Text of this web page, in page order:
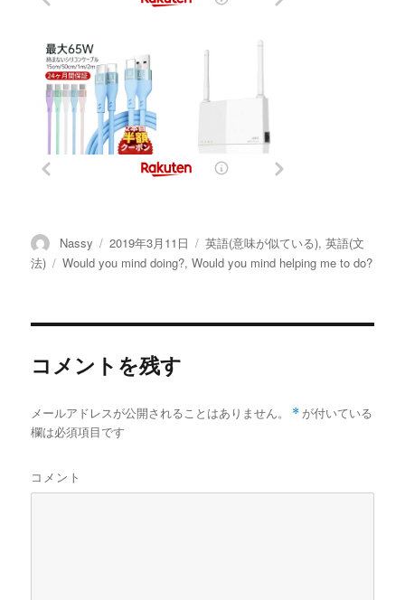
投
稿
Nassy
投
稿
2019年3月11日
カ
テ
英語(意味が似ている),英語(文
法)
タ
Would you mind doing?,Would you mind helping me to do?
コメントを残す
メールアドレスが公開されることはありません。 *が付いている
欄は必須項目です
コメント